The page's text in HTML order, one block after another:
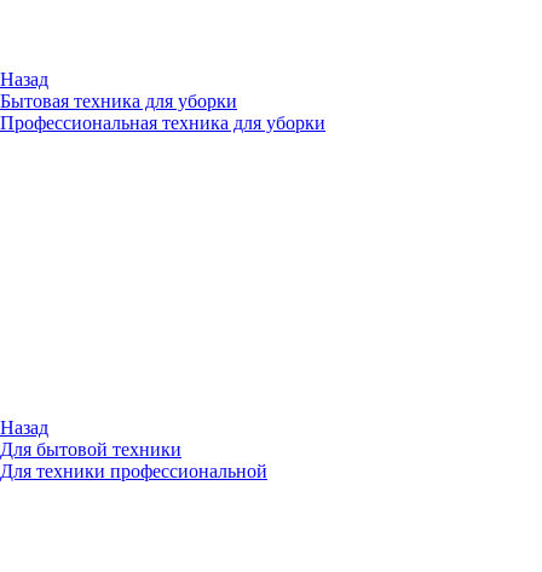
Назад
Бытовая техника для уборки
Профессиональная техника для уборки
Назад
Для бытовой техники
Для техники профессиональной